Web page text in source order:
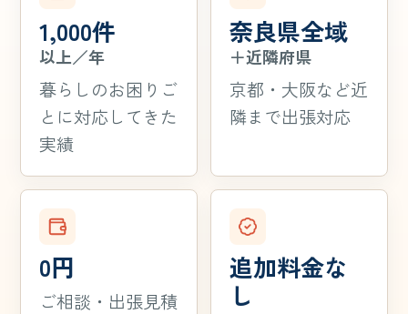
1,000件
以上／年
暮らしのお困りご
とに対応してきた
実績
奈良県全域
＋近隣府県
京都・大阪など近
隣まで出張対応
0円
ご相談・出張見積
追加料金な
し